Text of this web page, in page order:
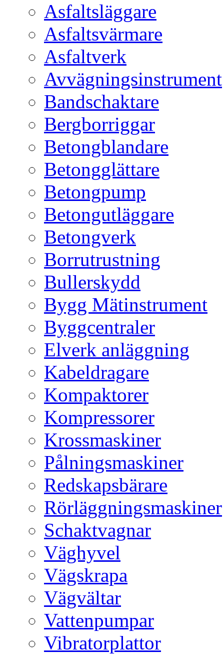
Asfaltsläggare
Asfaltsvärmare
Asfaltverk
Avvägningsinstrument
Bandschaktare
Bergborriggar
Betongblandare
Betongglättare
Betongpump
Betongutläggare
Betongverk
Borrutrustning
Bullerskydd
Bygg Mätinstrument
Byggcentraler
Elverk anläggning
Kabeldragare
Kompaktorer
Kompressorer
Krossmaskiner
Pålningsmaskiner
Redskapsbärare
Rörläggningsmaskiner
Schaktvagnar
Väghyvel
Vägskrapa
Vägvältar
Vattenpumpar
Vibratorplattor